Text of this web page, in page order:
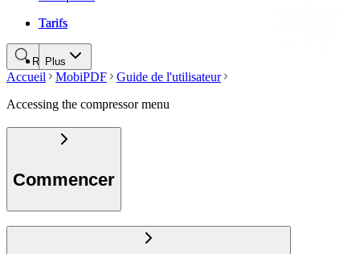
Tarifs
Plus
Tarifs
Rechercher
Accueil MobiPDF
Guide de l'utilisateur
Accessing the compressor menu
Commencer